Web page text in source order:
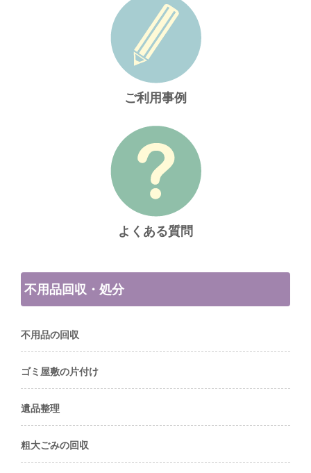
ご利用事例
よくある質問
不用品回収・処分
不用品の回収
ゴミ屋敷の片付け
遺品整理
粗大ごみの回収